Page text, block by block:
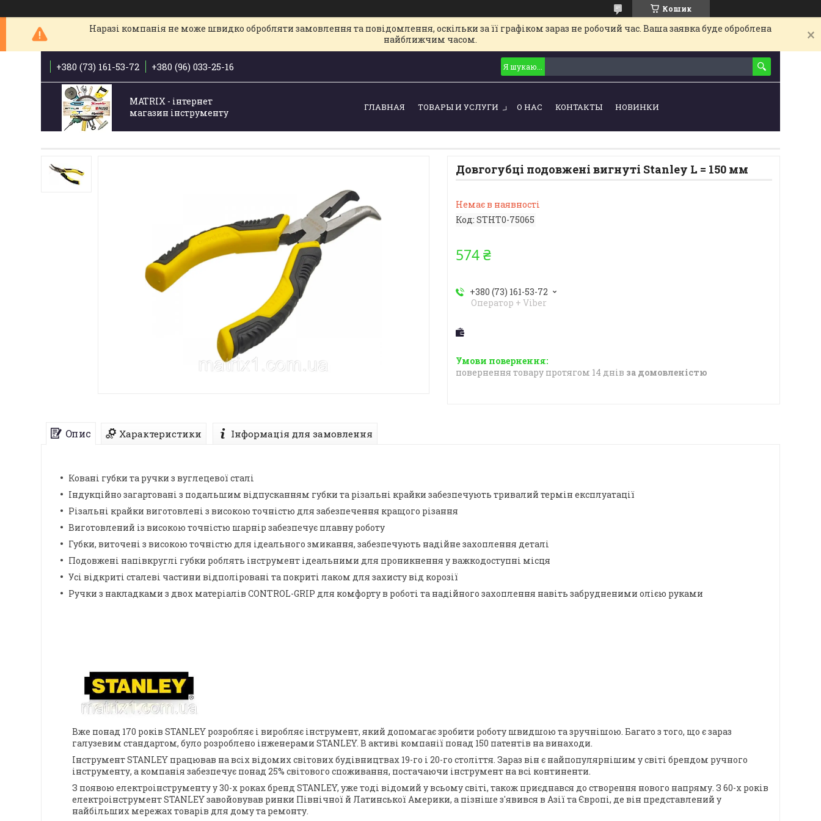
Кошик
Наразі компанія не може швидко обробляти замовлення та повідомлення, оскільки за її графіком зараз не робочий час. Ваша заявка буде оброблена
найближчим часом.
+380 (73) 161-53-72 +380 (96) 033-25-16
MATRIX - інтернет
магазин інструменту
ГЛАВНАЯ ТОВАРЫ И УСЛУГИ О НАС КОНТАКТЫ НОВИНКИ
Довгогубці подовжені вигнуті Stanley L = 150 мм
Немає в наявності
Код: STHT0-75065
574 ₴
+380 (73) 161-53-72
Оператор + Viber
повернення товару протягом 14 днів за домовленістю
Опис Характеристики Інформація для замовлення
Ковані губки та ручки з вуглецевої сталі
Індукційно загартовані з подальшим відпусканням губки та різальні крайки забезпечують тривалий термін експлуатації
Різальні крайки виготовлені з високою точністю для забезпечення кращого різання
Виготовлений із високою точністю шарнір забезпечує плавну роботу
Губки, виточені з високою точністю для ідеального змикання, забезпечують надійне захоплення деталі
Подовжені напівкруглі губки роблять інструмент ідеальними для проникнення у важкодоступні місця
Усі відкриті сталеві частини відполіровані та покриті лаком для захисту від корозії
Ручки з накладками з двох матеріалів CONTROL-GRIP для комфорту в роботі та надійного захоплення навіть забрудненими олією руками
Вже понад 170 років STANLEY розробляє і виробляє інструмент, який допомагає зробити роботу швидшою та зручнішою. Багато з того, що є зараз
галузевим стандартом, було розроблено інженерами STANLEY. В активі компанії понад 150 патентів на винаходи.
Інструмент STANLEY працював на всіх відомих світових будівництвах 19-го і 20-го століття. Зараз він є найпопулярнішим у світі брендом ручного
інструменту, а компанія забезпечує понад 25% світового споживання, постачаючи інструмент на всі континенти.
З появою електроінструменту у 30-х роках бренд STANLEY, уже тоді відомий у всьому світі, також приєднався до створення нового напряму. З 60-х років
електроінструмент STANLEY завойовував ринки Північної й Латинської Америки, а пізніше з'явився в Азії та Європі, де він представлений у
найбільших мережах товарів для дому та ремонту.